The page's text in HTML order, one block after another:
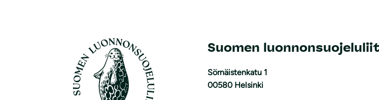
Suomen
Sörnäistenkatu 1
00580 Helsinki